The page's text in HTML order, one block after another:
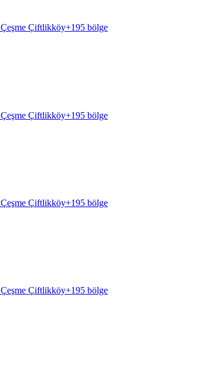
Çeşme Çiftlikköy+195 bölge
Çeşme Çiftlikköy+195 bölge
Çeşme Çiftlikköy+195 bölge
Çeşme Çiftlikköy+195 bölge